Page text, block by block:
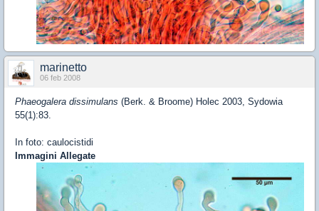
marinetto
06 feb 2008
Phaeogalera dissimulans (Berk. & Broome) Holec 2003, Sydowia
55(1):83.
In foto: caulocistidi
Immagini Allegate